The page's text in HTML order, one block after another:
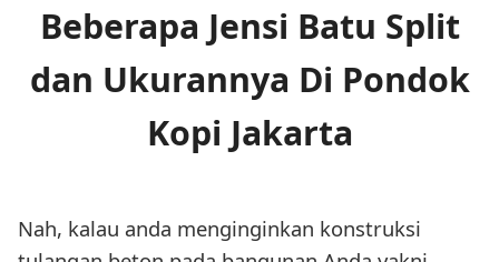
Beberapa Jensi Batu Split
dan Ukurannya Di Pondok
Kopi Jakarta
Nah, kalau anda menginginkan konstruksi